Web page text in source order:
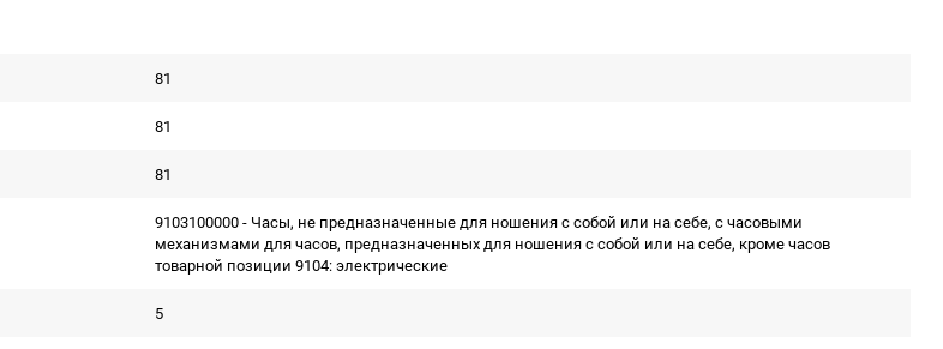
81
81
81
9103100000 - Часы, не предназначенные для ношения с собой или на себе, с часовыми
механизмами для часов, предназначенных для ношения с собой или на себе, кроме часов
товарной позиции 9104: электрические
5